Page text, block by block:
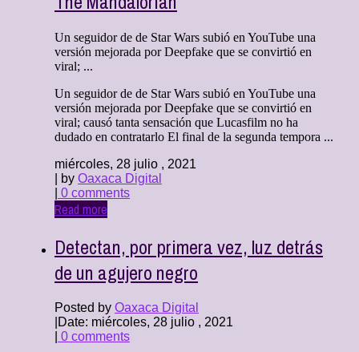
Un seguidor de de Star Wars subió en YouTube una
versión mejorada por Deepfake que se convirtió en
viral; ...
Un seguidor de de Star Wars subió en YouTube una
versión mejorada por Deepfake que se convirtió en
viral; causó tanta sensación que Lucasfilm no ha
dudado en contratarlo El final de la segunda tempora ...
miércoles, 28 julio , 2021
| by Oaxaca Digital
0 comments
Read more
Detectan, por primera vez, luz detrás
de un agujero negro
Posted by Oaxaca Digital
Date: miércoles, 28 julio , 2021
0 comments